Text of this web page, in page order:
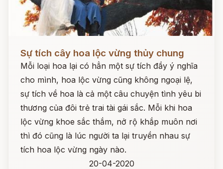
Sự tích cây hoa lộc vừng thủy chung
Mỗi loại hoa lại có hẳn một sự tích đầy ý nghĩa
cho mình, hoa lộc vừng cũng không ngoại lệ,
sự tích về hoa là cả một câu chuyện tình yêu bi
thương của đôi trẻ trai tài gái sắc. Mỗi khi hoa
lộc vừng khoe sắc thắm, nở rộ khắp muôn nơi
thì đó cũng là lúc người ta lại truyền nhau sự
tích hoa lộc vừng ngày nào.
20-04-2020